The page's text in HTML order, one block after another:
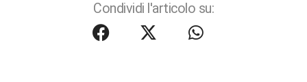
Condividi l'articolo su: